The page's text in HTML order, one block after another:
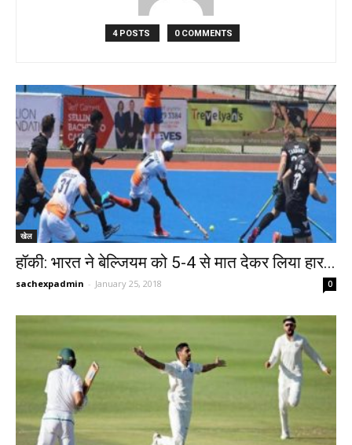
4 POSTS 0 COMMENTS
खेल
हॉकी: भारत ने बेल्जियम को 5-4 से मात देकर लिया हार...
sachexpadmin - January 25, 2018 0